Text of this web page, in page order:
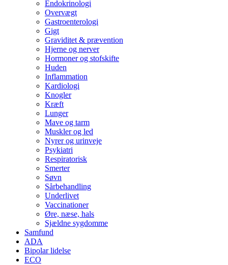
Endokrinologi
Overvægt
Gastroenterologi
Gigt
Graviditet & prævention
Hjerne og nerver
Hormoner og stofskifte
Huden
Inflammation
Kardiologi
Knogler
Kræft
Lunger
Mave og tarm
Muskler og led
Nyrer og urinveje
Psykiatri
Respiratorisk
Smerter
Søvn
Sårbehandling
Underlivet
Vaccinationer
Øre, næse, hals
Sjældne sygdomme
Samfund
ADA
Bipolar lidelse
ECO